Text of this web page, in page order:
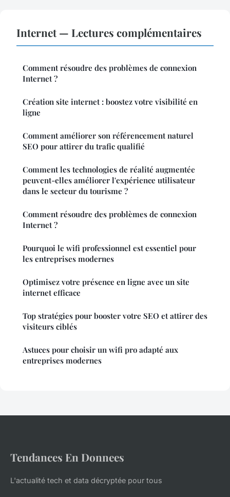
Internet — Lectures complémentaires
Comment résoudre des problèmes de connexion
Internet ?
Création site internet : boostez votre visibilité en
ligne
Comment améliorer son référencement naturel
SEO pour attirer du trafic qualifié
Comment les technologies de réalité augmentée
peuvent-elles améliorer l'expérience utilisateur
dans le secteur du tourisme ?
Comment résoudre des problèmes de connexion
Internet ?
Pourquoi le wifi professionnel est essentiel pour
les entreprises modernes
Optimisez votre présence en ligne avec un site
internet efficace
Top stratégies pour booster votre SEO et attirer des
visiteurs ciblés
Astuces pour choisir un wifi pro adapté aux
entreprises modernes
Tendances En Donnees
L'actualité tech et data décryptée pour tous